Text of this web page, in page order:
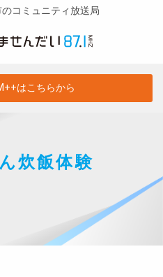
コミュニティ放送局
はこちらから
炊飯体験